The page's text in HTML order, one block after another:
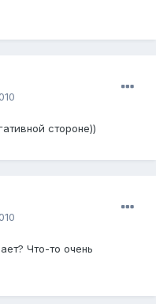
стороне))
Что-то очень